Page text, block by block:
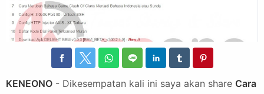
KENEONO - Dikesempatan kali ini saya akan share Cara